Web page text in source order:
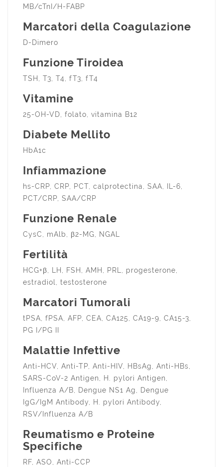
MB/cTnI/H-FABP
Marcatori della Coagulazione
D-Dimero
Funzione Tiroidea
TSH, T3, T4, fT3, fT4
Vitamine
25-OH-VD, folato, vitamina B12
Diabete Mellito
HbA1c
Infiammazione
hs-CRP, CRP, PCT, calprotectina, SAA, IL-6,
PCT/CRP, SAA/CRP
Funzione Renale
CysC, mAlb, β2-MG, NGAL
Fertilità
HCG+β, LH, FSH, AMH, PRL, progesterone,
estradiol, testosterone
Marcatori Tumorali
tPSA, fPSA, AFP, CEA, CA125, CA19-9, CA15-3,
PG I/PG II
Malattie Infettive
Anti-HCV, Anti-TP, Anti-HIV, HBsAg, Anti-HBs,
SARS-CoV-2 Antigen, H. pylori Antigen,
Influenza A/B, Dengue NS1 Ag, Dengue
IgG/IgM Antibody, H. pylori Antibody,
RSV/Influenza A/B
Reumatismo e Proteine
Specifiche
RF, ASO, Anti-CCP